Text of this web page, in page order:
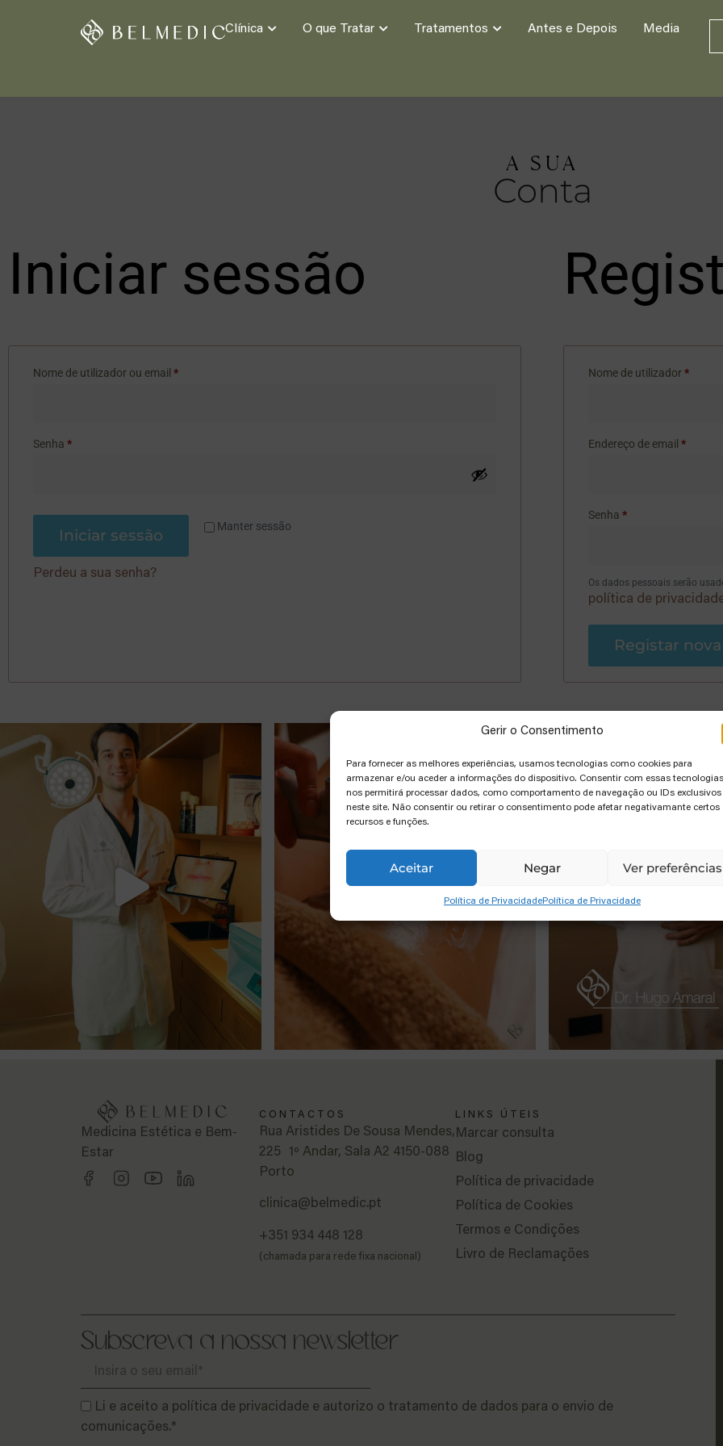
Gerir o Consentimento
Para fornecer as melhores experiências, usamos tecnologias como cookies para
armazenar e/ou aceder a informações do dispositivo. Consentir com essas tecnologias
nos permitirá processar dados, como comportamento de navegação ou IDs exclusivos
neste site. Não consentir ou retirar o consentimento pode afetar negativamante certos
recursos e funções.
Aceitar Negar Ver preferências
Política de PrivacidadePolítica de Privacidade
Clínica O que Tratar Tratamentos Antes e Depois Media
A SUA
Conta
Iniciar sessão
Nome de utilizador ou email *
Senha *
Manter sessão
Iniciar sessão
Perdeu a sua senha?
Nome de utilizador*
Endereço de email*
Senha*
Os dados pessoais serão
política de
Registar
Medicina Estética e Bem-
Estar
CONTACTOS
Rua Aristides De Sousa Mendes,
225 1º Andar, Sala A2 4150-088
Porto
clinica@belmedic.pt
+351 934 448 128
(chamada para rede fixa nacional)
LINKS ÚTEIS
Marcar consulta
Blog
Política de privacidade
Política de Cookies
Termos e Condições
Livro de Reclamações
Subscreva a nossa newsletter
Li e aceito a política de privacidade e autorizo o tratamento de dados para o envio de
comunicações.*